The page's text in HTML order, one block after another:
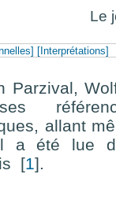
Le
[Interprétations]
Parzival,
allant
a été lue
[1].